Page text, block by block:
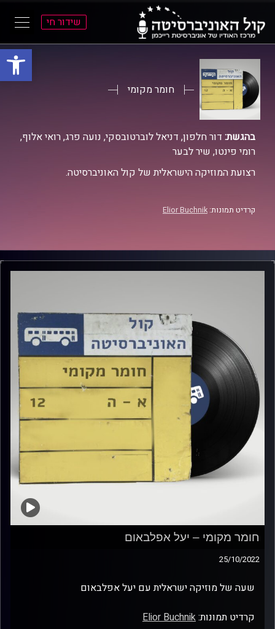
פתח
הראשי
הראשי
שידור חי
חומר מקומי
בהגשת: דור חלפון, דניאל לוברטובסקי, נועה פרג, רואי אלוף,
רומי פינטו, שיר לבער
רצועת המוזיקה הישראלית של קול האוניברסיטה.
קרדיט תמונות: Elior Buchnik
חומר מקומי – יעל אפלבאום
25/10/2022
שעה של מוזיקה ישראלית עם יעל אפלבאום
קרדיט תמונות:Elior Buchnik